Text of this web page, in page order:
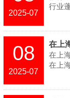
2025-07
行业
08
2025-07
在上
在上